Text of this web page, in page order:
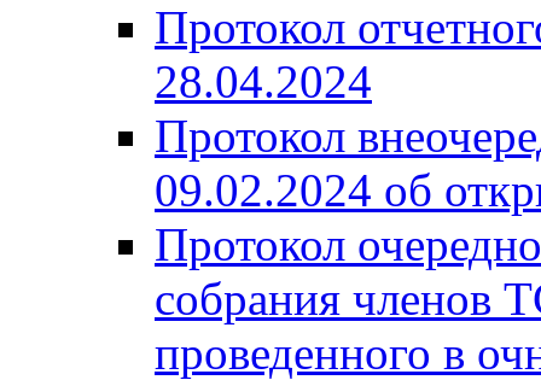
Протокол
28.04.2024
Протокол
09.02.2024 об
Протокол
собрания членов
проведенного в